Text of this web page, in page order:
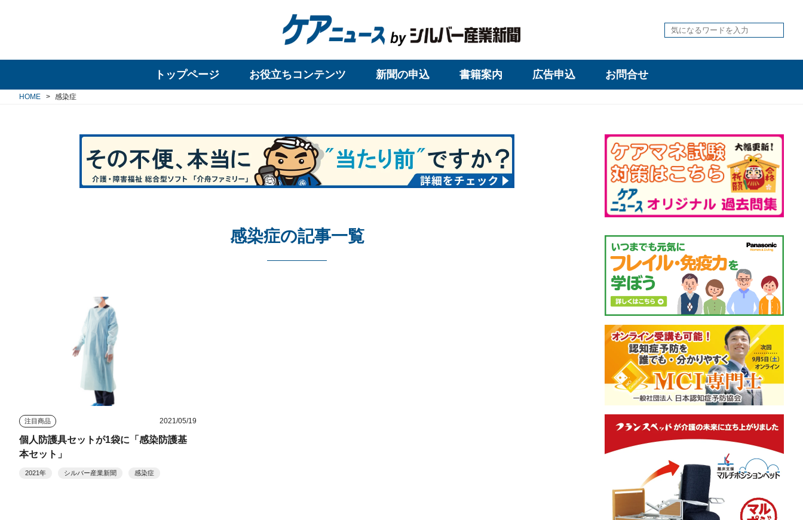
トップページ お役立ちコンテンツ 新聞の申込 書籍案内 広告申込 お問合せ
HOME 感染症
感染症の記事一覧
注目商品 2021/05/19
個人防護具セットが1袋に「感染防護基
本セット」
2021年 シルバー産業新聞 感染症